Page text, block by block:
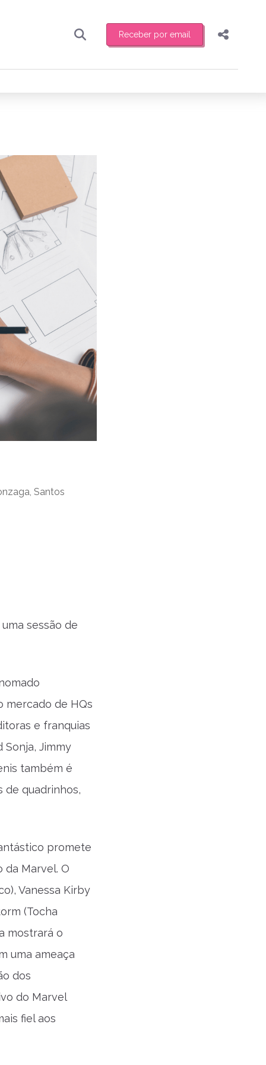
Receber por email
toda sexta-feira de manhã o resumo
novidades
Compartilhar
Santos
sessão de
mercado de HQs
e franquias
Sonja, Jimmy
também é
de quadrinhos,
promete
da Marvel. O
Vanessa Kirby
(Tocha
mostrará o
uma ameaça
dos
do Marvel
fiel aos